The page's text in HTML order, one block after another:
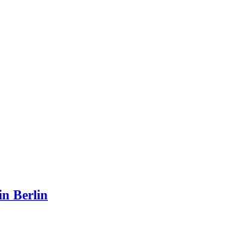
Berlin